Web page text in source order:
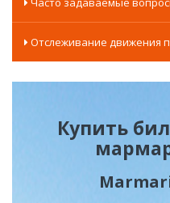
Отслеживание движения
Купить